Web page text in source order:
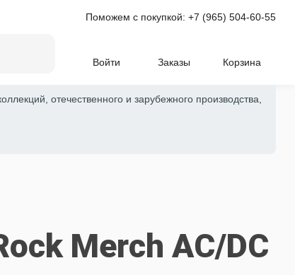
Поможем с покупкой:+7 (965) 504-60-55
Войти Заказы Корзина
отечественного и зарубежного производства,
Merch AC/DC